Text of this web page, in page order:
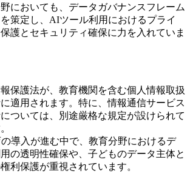
においても、データガバナンスフレーム
策定し、AIツール利用におけるプライ
護とセキュリティ確保に力を入れていま
保護法が、教育機関を含む個人情報取扱
適用されます。特に、情報通信サービス
ついては、別途厳格な規定が設けられて
導入が進む中で、教育分野におけるデ
の透明性確保や、子どものデータ主体と
利保護が重視されています。